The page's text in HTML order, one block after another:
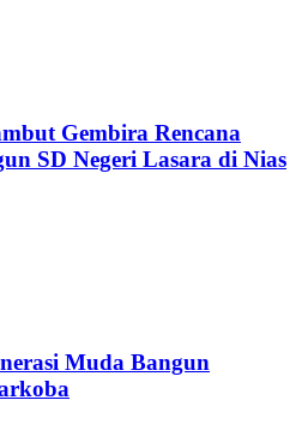
Gembira Rencana
SD Negeri Lasara di Nias
Muda Bangun